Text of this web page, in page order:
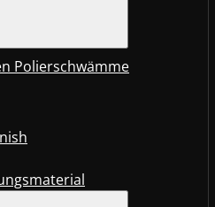
Polierschwämme